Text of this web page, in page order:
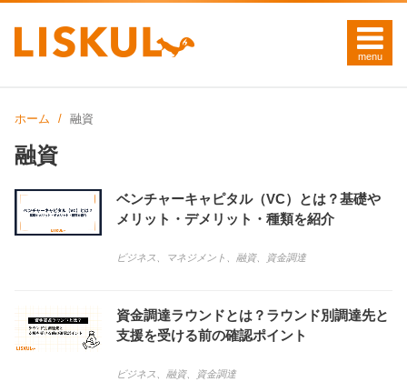
ホーム 融資
融資
ベンチャーキャピタル（VC）とは？基礎や
メリット・デメリット・種類を紹介
ビジネス マネジメント 融資、 資金調達
資金調達ラウンドとは？ラウンド別調達先と
支援を受ける前の確認ポイント
ビジネス 融資、 資金調達